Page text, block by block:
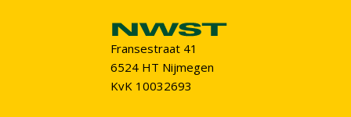
Fransestraat 41
6524 HT Nijmegen
KvK 10032693